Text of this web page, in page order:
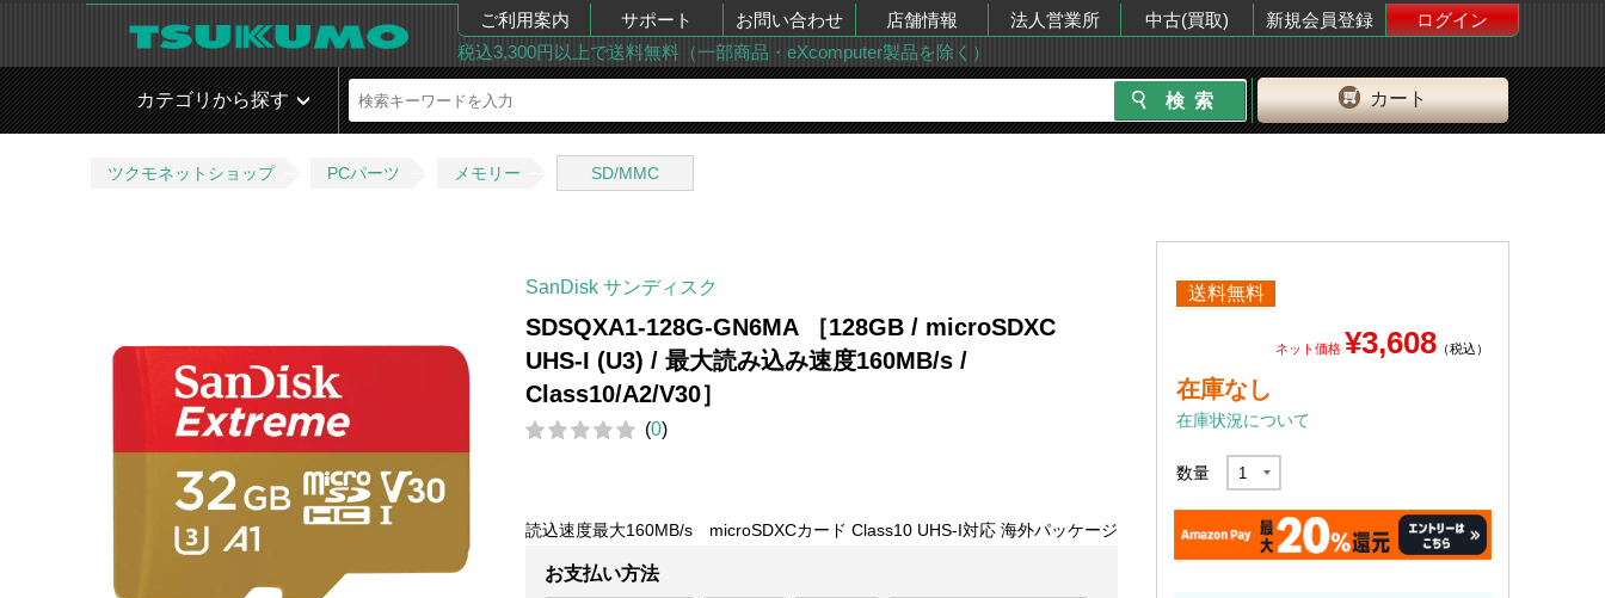
ご利用案内 サポート お問い合わせ 店舗情報 法人営業所 中古(買取) 新規会員登録
ログイン
税込3,300円以上で送料無料（一部商品・eXcomputer製品を除く）
カート
カテゴリから探す
ツクモネットショップ PCパーツ メモリー SD/MMC
SanDisk サンディスク
SDSQXA1-128G-GN6MA ［128GB / microSDXC
UHS-I (U3) / 最大読み込み速度160MB/s /
Class10/A2/V30］
(0)
読込速度最大160MB/s microSDXCカード Class10 UHS-I対応 海外パッケージ
お支払い方法
送料無料
ネット価格 ¥3,608 （税込）
在庫なし
在庫状況について
数量